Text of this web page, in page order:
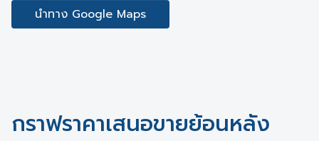
นำทาง Google Maps
กราฟราคาเสนอขายย้อนหลัง